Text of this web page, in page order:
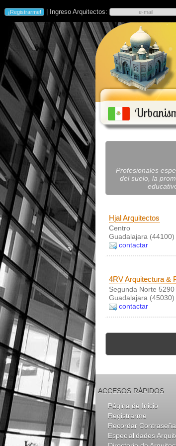
| Ingreso Arquitectos:
Profesionales
del suelo, la
Hjal Arquitectos
Centro
Guadalajara (44100)
contactar
4RV Arquitectura &
Segunda Norte 5290
Guadalajara (45030)
contactar
ACCESOS RÁPIDOS
Página de Inicio
Registrarme
Recordar Contraseña
Especialidades